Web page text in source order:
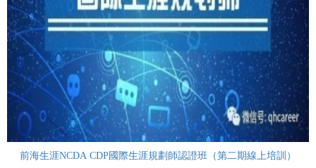
前海生涯NCDA CDP國際生涯規劃師認證班（第二期線上培訓）